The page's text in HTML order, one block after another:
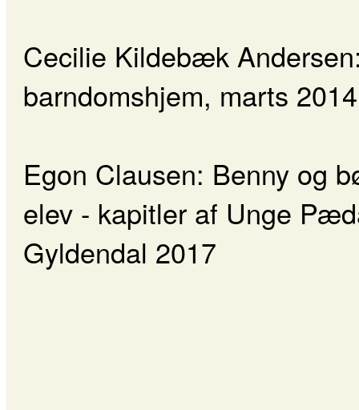
Cecilie Kildebæk
barndomshjem, marts 2014
Egon Clausen: Benny og
elev - kapitler af Unge
Gyldendal 2017